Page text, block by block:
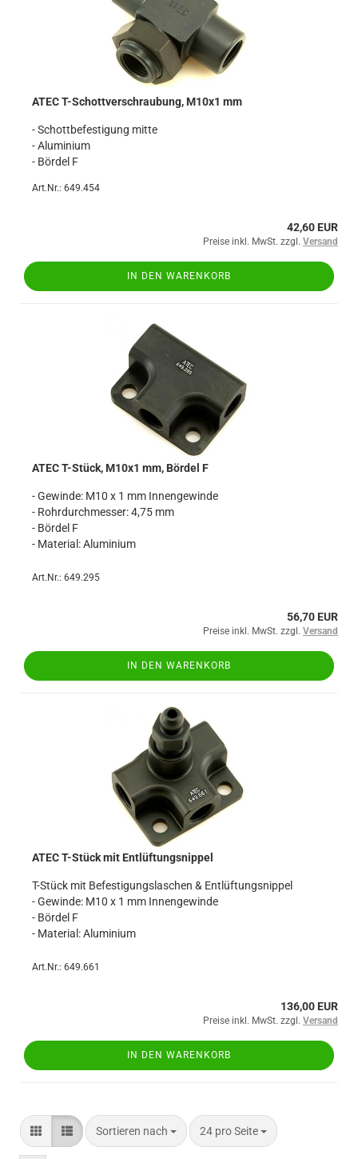
ATEC T-Schottverschraubung, M10x1 mm
- Schottbefestigung mitte
- Aluminium
- Bördel F
Art.Nr.: 649.454
42,60 EUR
Preise inkl. MwSt. zzgl. Versand
IN DEN WARENKORB
ATEC T-Stück, M10x1 mm, Bördel F
- Gewinde: M10 x 1 mm Innengewinde
- Rohrdurchmesser: 4,75 mm
- Bördel F
- Material: Aluminium
Art.Nr.: 649.295
56,70 EUR
Preise inkl. MwSt. zzgl. Versand
IN DEN WARENKORB
ATEC T-Stück mit Entlüftungsnippel
T-Stück mit Befestigungslaschen & Entlüftungsnippel
- Gewinde: M10 x 1 mm Innengewinde
- Bördel F
- Material: Aluminium
Art.Nr.: 649.661
136,00 EUR
Preise inkl. MwSt. zzgl. Versand
IN DEN WARENKORB
Sortieren nach
Sortieren nach 24 pro Seite
pro Seite